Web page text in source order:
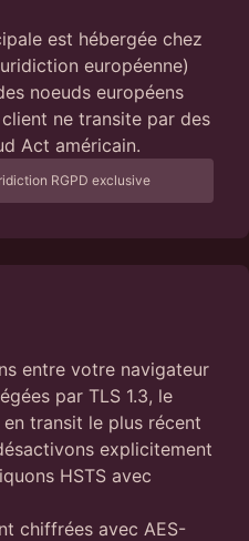
est hébergée chez
européenne)
noeuds européens
ne transite par des
Act américain.
RGPD exclusive
entre votre navigateur
par TLS 1.3, le
transit le plus récent
explicitement
HSTS avec
chiffrées avec AES-